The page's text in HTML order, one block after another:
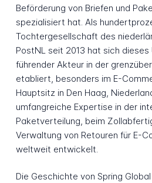
Beförderung von Briefen und
spezialisiert hat. Als
Tochtergesellschaft des
PostNL seit 2013 hat sich dieses
führender Akteur in der
etabliert, besonders im E-
Hauptsitz in Den Haag,
umfangreiche Expertise in der
Paketverteilung, beim
Verwaltung von Retouren für E-
weltweit entwickelt.
Die Geschichte von Spring